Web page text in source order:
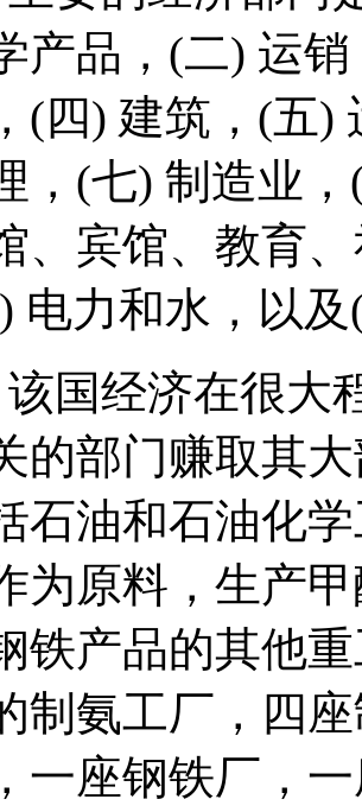
产品，(二) 运
(四) 建筑，(五)
，(七) 制造业
、宾馆、教育
电力和水，以
该国经济在很大
的部门赚取其
石油和石油化
为原料，生产
铁产品的其他
制氨工厂，四
一座钢铁厂，